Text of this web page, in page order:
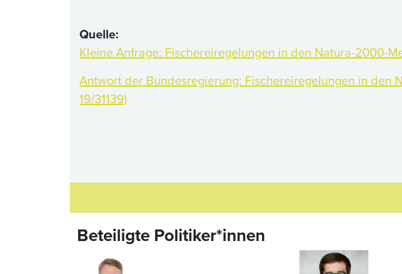
Quelle:
Kleine Anfrage: Fischereiregelungen in den Natura-2000-
Antwort der Bundesregierung: Fischereiregelungen in den
19/31139)
Beteiligte Politiker*innen